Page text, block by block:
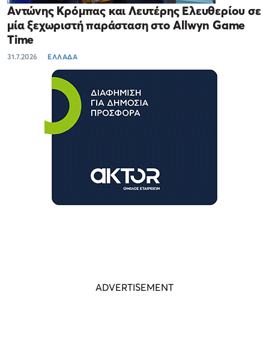
Αντώνης Κρόμπας και Λευτέρης Ελευθερίου σε
μία ξεχωριστή παράσταση στο Allwyn Game
Time
31.7.2026 ΕΛΛΑΔΑ